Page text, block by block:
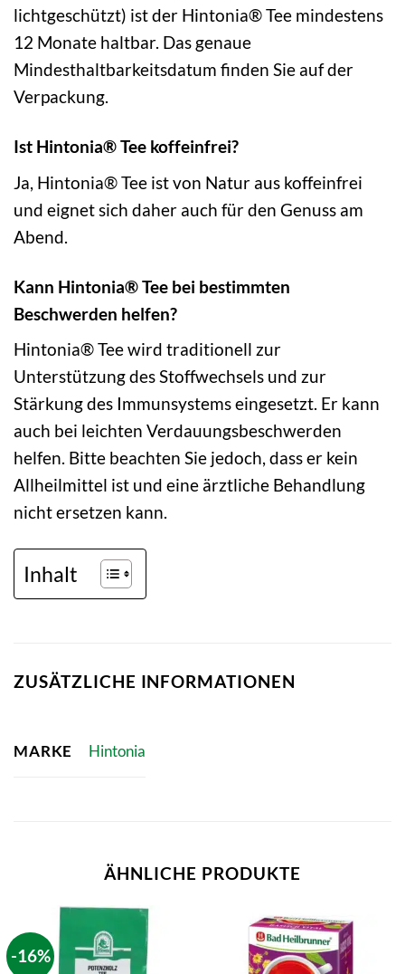
lichtgeschützt) ist der Hintonia® Tee mindestens
12 Monate haltbar. Das genaue
Mindesthaltbarkeitsdatum finden Sie auf der
Verpackung.
Ist Hintonia® Tee koffeinfrei?
Ja, Hintonia® Tee ist von Natur aus koffeinfrei
und eignet sich daher auch für den Genuss am
Abend.
Kann Hintonia® Tee bei bestimmten
Beschwerden helfen?
Hintonia® Tee wird traditionell zur
Unterstützung des Stoffwechsels und zur
Stärkung des Immunsystems eingesetzt. Er kann
auch bei leichten Verdauungsbeschwerden
helfen. Bitte beachten Sie jedoch, dass er kein
Allheilmittel ist und eine ärztliche Behandlung
nicht ersetzen kann.
Inhalt
ZUSÄTZLICHE INFORMATIONEN
MARKE Hintonia
ÄHNLICHE PRODUKTE
-16%